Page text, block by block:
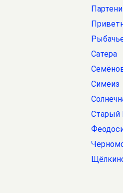
Сатера
Симеиз